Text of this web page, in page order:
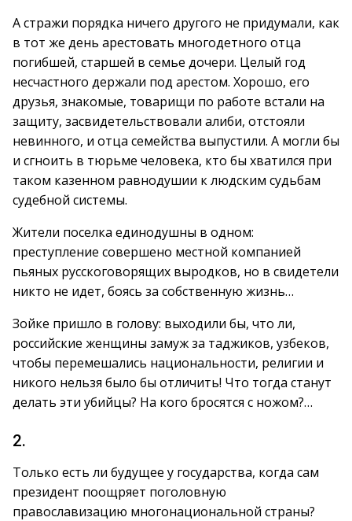
А стражи порядка ничего другого не придумали, как
в тот же день арестовать многодетного отца
погибшей, старшей в семье дочери. Целый год
несчастного держали под арестом. Хорошо, его
друзья, знакомые, товарищи по работе встали на
защиту, засвидетельствовали алиби, отстояли
невинного, и отца семейства выпустили. А могли бы
и сгноить в тюрьме человека, кто бы хватился при
таком казенном равнодушии к людским судьбам
судебной системы.
Жители поселка единодушны в одном:
преступление совершено местной компанией
пьяных русскоговорящих выродков, но в свидетели
никто не идет, боясь за собственную жизнь…
Зойке пришло в голову: выходили бы, что ли,
российские женщины замуж за таджиков, узбеков,
чтобы перемешались национальности, религии и
никого нельзя было бы отличить! Что тогда станут
делать эти убийцы? На кого бросятся с ножом?…
2.
Только есть ли будущее у государства, когда сам
президент поощряет поголовную
православизацию многонациональной страны?